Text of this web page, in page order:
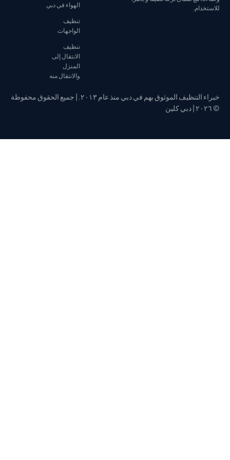
الهواء في دبي
والانتقال منه
خبراء التنظيف الموثوق بهم في دبي منذ عام ٢٠١٣. | جميع الحقوق محفوظة